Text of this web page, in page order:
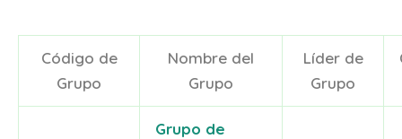
Código de
Grupo
Nombre del
Grupo
Líder de
Grupo
Grupo de